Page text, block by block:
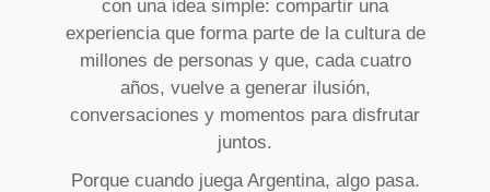
con una idea simple: compartir una
experiencia que forma parte de la cultura de
millones de personas y que, cada cuatro
años, vuelve a generar ilusión,
conversaciones y momentos para disfrutar
juntos.
Porque cuando juega Argentina, algo pasa.